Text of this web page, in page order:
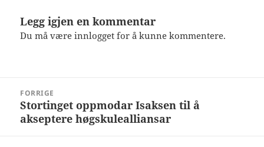
Legg igjen en kommentar
Du må væreinnlogget for å kunne kommentere.
FORRIGE
Forrige
innlegg:
Stortinget oppmodar Isaksen til å
akseptere høgskulealliansar